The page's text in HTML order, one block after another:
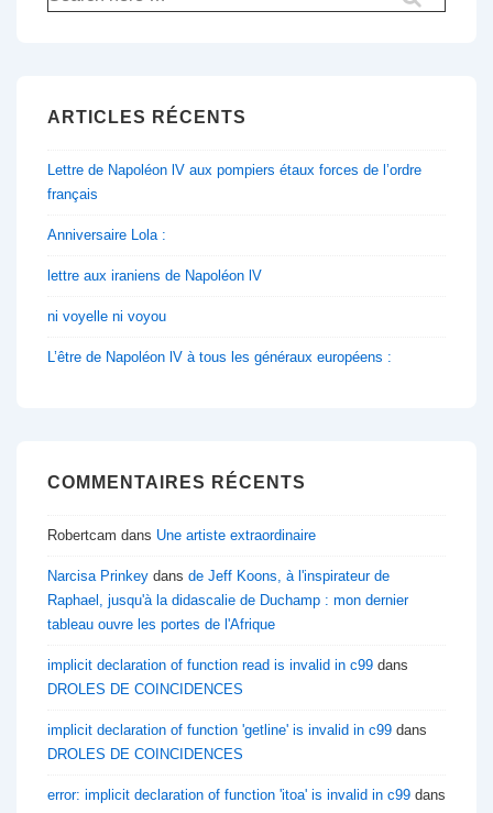
pour:
ARTICLES RÉCENTS
Lettre de Napoléon lV aux pompiers étaux forces de l’ordre
français
Anniversaire Lola :
lettre aux iraniens de Napoléon lV
ni voyelle ni voyou
L’être de Napoléon lV à tous les généraux européens :
COMMENTAIRES RÉCENTS
Robertcam dans Une artiste extraordinaire
Narcisa Prinkey dans de Jeff Koons, à l'inspirateur de
Raphael, jusqu'à la didascalie de Duchamp : mon dernier
tableau ouvre les portes de l'Afrique
implicit declaration of function read is invalid in c99 dans
DROLES DE COINCIDENCES
implicit declaration of function 'getline' is invalid in c99 dans
DROLES DE COINCIDENCES
error: implicit declaration of function 'itoa' is invalid in c99 dans